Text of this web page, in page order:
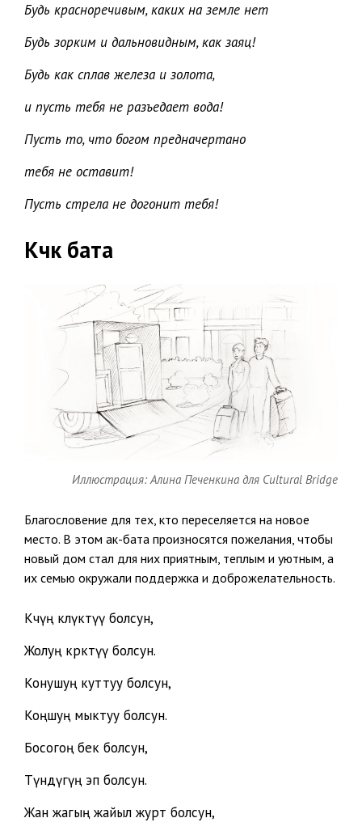
Будь красноречивым, каких на земле нет
Будь зорким и дальновидным, как заяц!
Будь как сплав железа и золота,
и пусть тебя не разъедает вода!
Пусть то, что богом предначертано
тебя не оставит!
Пусть стрела не догонит тебя!
Көчкө бата
Иллюстрация: Алина Печенкина для Cultural Bridge
Благословение для тех, кто переселяется на новое
место. В этом ак-бата произносятся пожелания, чтобы
новый дом стал для них приятным, теплым и уютным, а
их семью окружали поддержка и доброжелательность.
Көчүң көлүктүү болсун,
Жолуң көрктүү болсун.
Конушуң куттуу болсун,
Коңшуң мыктуу болсун.
Босогоң бек болсун,
Түндүгүң эп болсун.
Жан жагың жайыл журт болсун,